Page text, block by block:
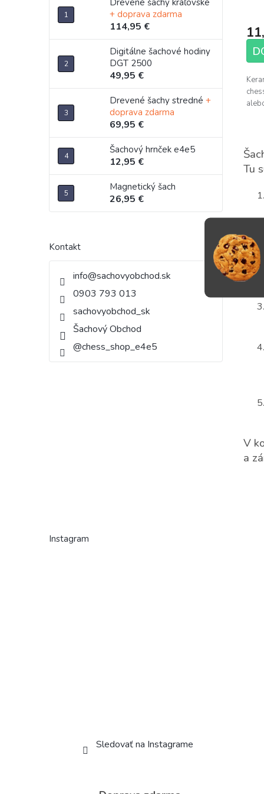
+ doprava zdarma
114,95 €
Digitálne šachové hodiny
DGT 2500
49,95 €
Drevené šachy stredné +
doprava zdarma
69,95 €
Šachový hrnček e4e5
12,95 €
Magnetický šach
26,95 €
Kontakt
info@sachovyobchod.sk
0903 793 013
sachovyobchod_sk
Šachový Obchod
@chess_shop_e4e5
Instagram
Sledovať na Instagrame
v
Tu
V
a